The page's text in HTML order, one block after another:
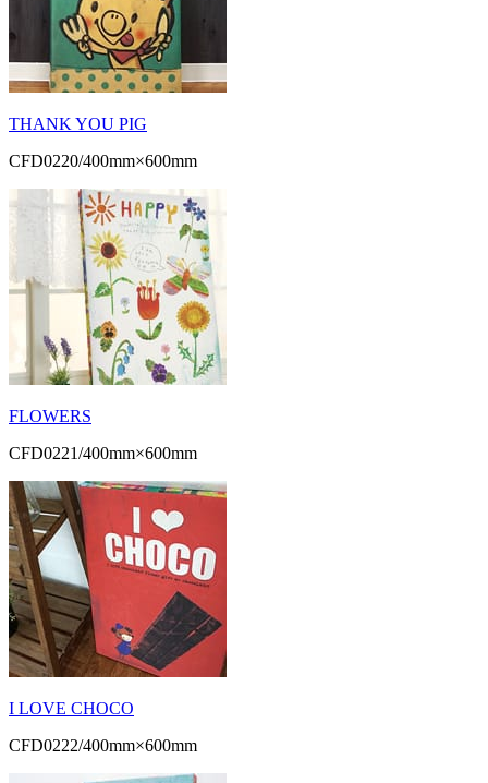
THANK YOU PIG
CFD0220/400mm×600mm
FLOWERS
CFD0221/400mm×600mm
I LOVE CHOCO
CFD0222/400mm×600mm